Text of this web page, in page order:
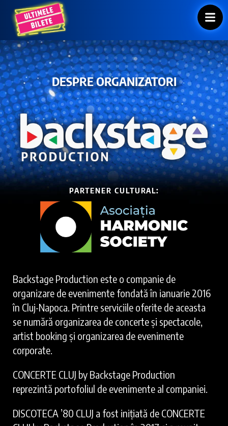
DESPRE ORGANIZATORI
PARTENER CULTURAL:
Backstage Production este o companie de
organizare de evenimente fondată în ianuarie 2016
în Cluj-Napoca. Printre serviciile oferite de aceasta
se numără organizarea de concerte și spectacole,
artist booking și organizarea de evenimente
corporate.
CONCERTE CLUJ by Backstage Production
reprezintă portofoliul de evenimente al companiei.
DISCOTECA ’80 CLUJ a fost inițiată de CONCERTE